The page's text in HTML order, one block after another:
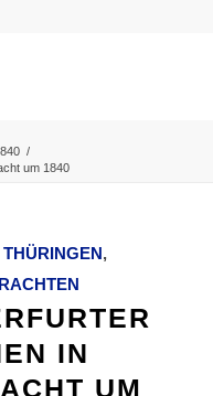
/
um 1840
THÜRINGEN,
IN
UM